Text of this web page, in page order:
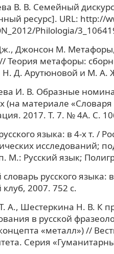
В. В. Семейный
ресурс]. URL: http://
Philologia/
Джонсон М.
Теория метафоры:
Д. Арутюновой и М. А.
И. В. Образные
(на материале
2017. Т. 7. № 4А. С.
языка: в 4-х т. /
исследований;
М.: Русский язык;
русского
2007. 752 с.
А., Шестеркина Н. В. К
в русской
«металл») //
Серия